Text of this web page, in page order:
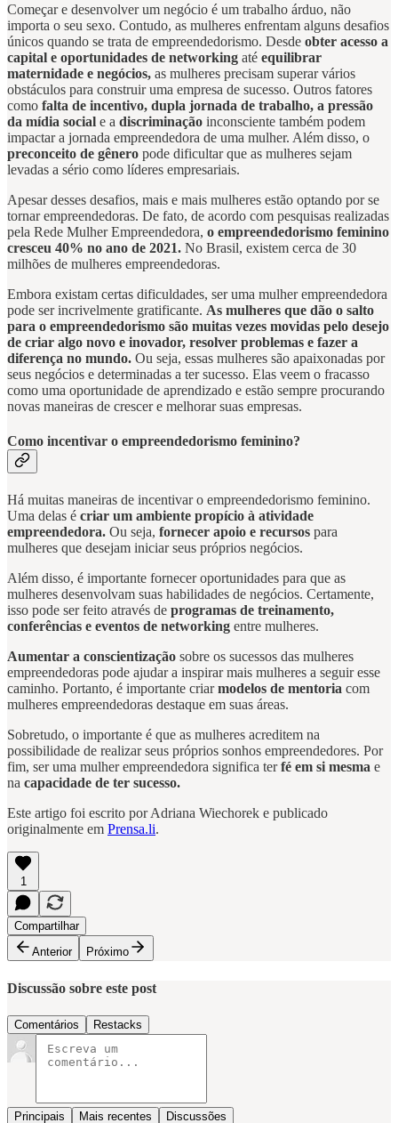
Começar e desenvolver um negócio é um trabalho árduo, não
importa o seu sexo. Contudo, as mulheres enfrentam alguns desafios
únicos quando se trata de empreendedorismo. Desde obter acesso a
capital e oportunidades de networking até equilibrar
maternidade e negócios, as mulheres precisam superar vários
obstáculos para construir uma empresa de sucesso. Outros fatores
como falta de incentivo, dupla jornada de trabalho, a pressão
da mídia social e a discriminação inconsciente também podem
impactar a jornada empreendedora de uma mulher. Além disso, o
preconceito de gênero pode dificultar que as mulheres sejam
levadas a sério como líderes empresariais.
Apesar desses desafios, mais e mais mulheres estão optando por se
tornar empreendedoras. De fato, de acordo com pesquisas realizadas
pela Rede Mulher Empreendedora, o empreendedorismo feminino
cresceu 40% no ano de 2021. No Brasil, existem cerca de 30
milhões de mulheres empreendedoras.
Embora existam certas dificuldades, ser uma mulher empreendedora
pode ser incrivelmente gratificante. As mulheres que dão o salto
para o empreendedorismo são muitas vezes movidas pelo desejo
de criar algo novo e inovador, resolver problemas e fazer a
diferença no mundo. Ou seja, essas mulheres são apaixonadas por
seus negócios e determinadas a ter sucesso. Elas veem o fracasso
como uma oportunidade de aprendizado e estão sempre procurando
novas maneiras de crescer e melhorar suas empresas.
Como incentivar o empreendedorismo feminino?
Há muitas maneiras de incentivar o empreendedorismo feminino.
Uma delas é criar um ambiente propício à atividade
empreendedora. Ou seja, fornecer apoio e recursos para
mulheres que desejam iniciar seus próprios negócios.
Além disso, é importante fornecer oportunidades para que as
mulheres desenvolvam suas habilidades de negócios. Certamente,
isso pode ser feito através de programas de treinamento,
conferências e eventos de networking entre mulheres.
Aumentar a conscientização sobre os sucessos das mulheres
empreendedoras pode ajudar a inspirar mais mulheres a seguir esse
caminho. Portanto, é importante criarmodelos de mentoria com
mulheres empreendedoras destaque em suas áreas.
Sobretudo, o importante é que as mulheres acreditem na
possibilidade de realizar seus próprios sonhos empreendedores. Por
fim, ser uma mulher empreendedora significa terfé em si mesma e
na capacidade de ter sucesso.
Este artigo foi escrito por Adriana Wiechorek e publicado
originalmente em Prensa.li.
1
Compartilhar
Anterior
Próximo
Discussão sobre este post
Comentários Restacks
Principais Mais recentes Discussões